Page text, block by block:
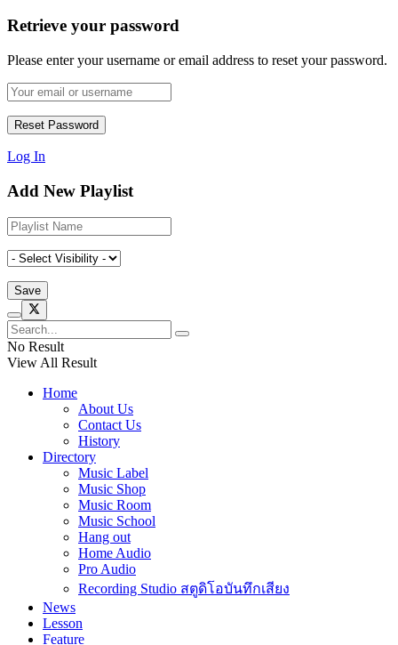
Retrieve your password
Please enter your username or email address to reset your password.
Log In
Add New Playlist
No Result
View All Result
Home
About Us
Contact Us
History
Directory
Music Label
Music Shop
Music Room
Music School
Hang out
Home Audio
Pro Audio
Recording Studio สตูดิโอบันทึกเสียง
News
Lesson
Feature